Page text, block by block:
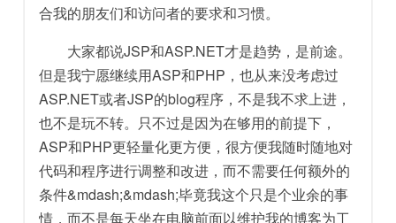
合我的朋友们和访问者的要求和习惯。
大家都说JSP和ASP.NET才是趋势，是前途。
但是我宁愿继续用ASP和PHP，也从来没考虑过
ASP.NET或者JSP的blog程序，不是我不求上进，
也不是玩不转。只不过是因为在够用的前提下，
ASP和PHP更轻量化更方便，很方便我随时随地对
代码和程序进行调整和改进，而不需要任何额外的
条件&mdash;&mdash;毕竟我这个只是个业余的事
情，而不是每天坐在电脑前面以维护我的博客为工